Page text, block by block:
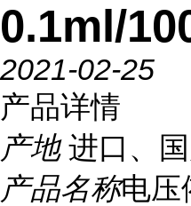
0.1ml/
2021-02-25
产品详情
产地 进口、
产品名称电压